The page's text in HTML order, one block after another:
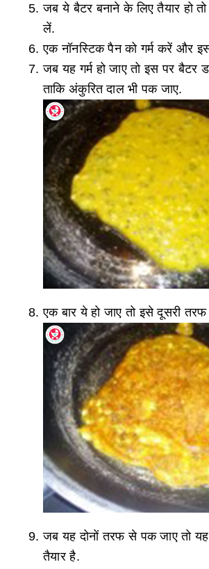
जब ये बैटर बनाने के लिए तैयार हो
लें.
एक नॉनस्टिक पैन को गर्म करें और
जब यह गर्म हो जाए तो इस पर बैटर
ताकि अंकुरित दाल भी पक जाए.
एक बार ये हो जाए तो इसे दूसरी
जब यह दोनों तरफ से पक जाए तो
तैयार है.